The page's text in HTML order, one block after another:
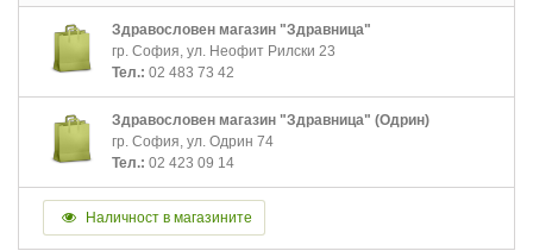
Здравословен магазин "Здравница"
гр. София, ул. Неофит Рилски 23
Тел.: 02 483 73 42
Здравословен магазин "Здравница" (Одрин)
гр. София, ул. Одрин 74
Тел.: 02 423 09 14
Наличност в магазините